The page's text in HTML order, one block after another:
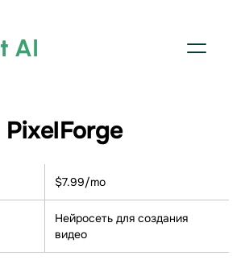
AI
PixelForge
$7.99/mo
Нейросеть для создания
видео